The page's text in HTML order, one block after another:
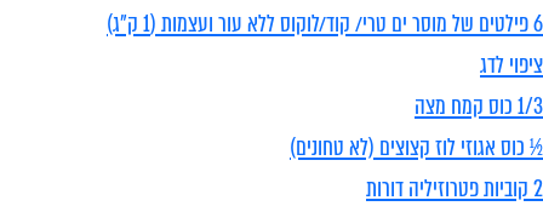
6 פילטים של מוסר ים טרי/ קוד/לוקוס ללא עור ועצמות (1 ק"ג)
ציפוי לדג
1/3 כוס קמח מצה
½ כוס אגוזי לוז קצוצים (לא טחונים)
2 קוביות פטרוזיליה דורות